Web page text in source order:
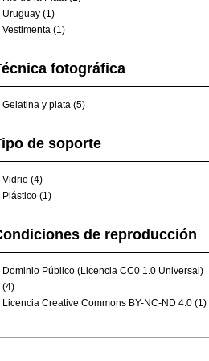
Uruguay (1)
Vestimenta (1)
fotográfica
Gelatina y plata (5)
de soporte
Vidrio (4)
Plástico (1)
de reproducción
Dominio Público (Licencia CC0 1.0 Universal)
(4)
Licencia Creative Commons BY-NC-ND 4.0 (1)